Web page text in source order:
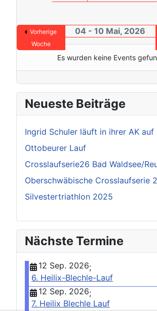
Vorherige
Woche
04 - 10 Mai, 2026
Es wurden keine Events
Neueste Beiträge
Ingrid Schuler läuft in ihrer AK auf
Ottobeurer Lauf
Crosslaufserie26 Bad Waldsee/
Oberschwäbische Crosslaufserie
Silvestertriathlon 2025
Nächste Termine
12 Sep. 2026;
6. Heilix-Blechle-Lauf
12 Sep. 2026;
7. Heilix Blechle Lauf